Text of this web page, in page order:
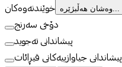
خوێندنەوەکان وەشان هەڵبژێرە...
دۆخی سەرنج
پیشاندانی تەجوید
پیشاندانی جیاوازییەکانی قیڕائات